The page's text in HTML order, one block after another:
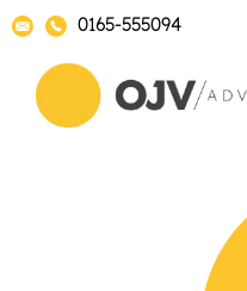
0165-555094